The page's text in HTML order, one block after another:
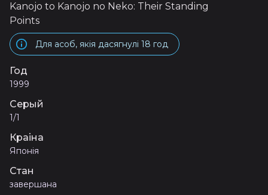
Kanojo to Kanojo no Neko: Their Standing
Points
Для асоб, якія дасягнулі 18 год
Год
1999
Серый
1/1
Краіна
Японія
Стан
завершана